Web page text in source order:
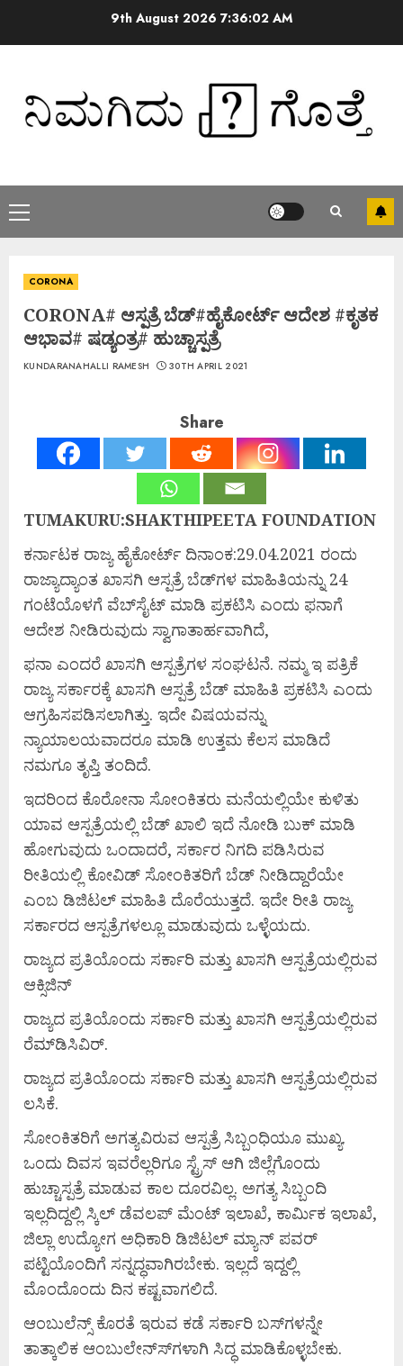
9th August 2026 7:36:03 AM
CORONA
CORONA# ಆಸ್ಪತ್ರೆ ಬೆಡ್#ಹೈಕೋರ್ಟ್ ಆದೇಶ #ಕೃತಕ
ಆಭಾವ# ಷಡ್ಯಂತ್ರ# ಹುಚ್ಚಾಸ್ಪತ್ರೆ
KUNDARANAHALLI RAMESH 30TH APRIL 2021
Share
TUMAKURU:SHAKTHIPEETA FOUNDATION
ಕರ್ನಾಟಕ ರಾಜ್ಯ ಹೈಕೋರ್ಟ್ ದಿನಾಂಕ:29.04.2021 ರಂದು
ರಾಜ್ಯಾದ್ಯಾಂತ ಖಾಸಗಿ ಆಸ್ಪತ್ರೆ ಬೆಡ್‍ಗಳ ಮಾಹಿತಿಯನ್ನು 24
ಗಂಟೆಯೊಳಗೆ ವೆಬ್‍ಸೈಟ್ ಮಾಡಿ ಪ್ರಕಟಿಸಿ ಎಂದು ಫನಾಗೆ
ಆದೇಶ ನೀಡಿರುವುದು ಸ್ವಾಗಾತಾರ್ಹವಾಗಿದೆ,
ಫನಾ ಎಂದರೆ ಖಾಸಗಿ ಆಸ್ಪತ್ರೆಗಳ ಸಂಘಟನೆ. ನಮ್ಮ ಇ ಪತ್ರಿಕೆ
ರಾಜ್ಯ ಸರ್ಕಾರಕ್ಕೆ ಖಾಸಗಿ ಆಸ್ಪತ್ರೆ ಬೆಡ್ ಮಾಹಿತಿ ಪ್ರಕಟಿಸಿ ಎಂದು
ಆಗ್ರಹಿಸಪಡಿಸಲಾಗಿತ್ತು. ಇದೇ ವಿಷಯವನ್ನು
ನ್ಯಾಯಾಲಯವಾದರೂ ಮಾಡಿ ಉತ್ತಮ ಕೆಲಸ ಮಾಡಿದೆ
ನಮಗೂ ತೃಪ್ತಿ ತಂದಿದೆ.
ಇದರಿಂದ ಕೊರೋನಾ ಸೋಂಕಿತರು ಮನೆಯಲ್ಲಿಯೇ ಕುಳಿತು
ಯಾವ ಆಸ್ಪತ್ರೆಯಲ್ಲಿ ಬೆಡ್ ಖಾಲಿ ಇದೆ ನೋಡಿ ಬುಕ್ ಮಾಡಿ
ಹೋಗುವುದು ಒಂದಾದರೆ, ಸರ್ಕಾರ ನಿಗದಿ ಪಡಿಸಿರುವ
ರೀತಿಯಲ್ಲಿ ಕೋವಿಡ್ ಸೋಂಕಿತರಿಗೆ ಬೆಡ್ ನೀಡಿದ್ದಾರೆಯೇ
ಎಂಬ ಡಿಜಿಟಲ್ ಮಾಹಿತಿ ದೊರೆಯುತ್ತದೆ. ಇದೇ ರೀತಿ ರಾಜ್ಯ
ಸರ್ಕಾರದ ಆಸ್ಪತ್ರೆಗಳಲ್ಲೂ ಮಾಡುವುದು ಒಳ್ಳೆಯದು.
ರಾಜ್ಯದ ಪ್ರತಿಯೊಂದು ಸರ್ಕಾರಿ ಮತ್ತು ಖಾಸಗಿ ಆಸ್ಪತ್ರೆಯಲ್ಲಿರುವ
ಆಕ್ಸಿಜಿನ್
ರಾಜ್ಯದ ಪ್ರತಿಯೊಂದು ಸರ್ಕಾರಿ ಮತ್ತು ಖಾಸಗಿ ಆಸ್ಪತ್ರೆಯಲ್ಲಿರುವ
ರೆಮ್‍ಡಿಸಿವಿರ್.
ರಾಜ್ಯದ ಪ್ರತಿಯೊಂದು ಸರ್ಕಾರಿ ಮತ್ತು ಖಾಸಗಿ ಆಸ್ಪತ್ರೆಯಲ್ಲಿರುವ
ಲಸಿಕೆ.
ಸೋಂಕಿತರಿಗೆ ಅಗತ್ಯವಿರುವ ಆಸ್ಪತ್ರೆ ಸಿಬ್ಬಂಧಿಯೂ ಮುಖ್ಯ.
ಒಂದು ದಿವಸ ಇವರೆಲ್ಲರಿಗೂ ಸ್ಟ್ರೆಸ್ ಆಗಿ ಜಿಲ್ಲೆಗೊಂದು
ಹುಚ್ಚಾಸ್ಪತ್ರೆ ಮಾಡುವ ಕಾಲ ದೂರವಿಲ್ಲ. ಅಗತ್ಯ ಸಿಬ್ಬಂದಿ
ಇಲ್ಲದಿದ್ದಲ್ಲಿ ಸ್ಕಿಲ್ ಡೆವಲಪ್ ಮೆಂಟ್ ಇಲಾಖೆ, ಕಾರ್ಮಿಕ ಇಲಾಖೆ,
ಜಿಲ್ಲಾ ಉದ್ಯೋಗ ಅಧಿಕಾರಿ ಡಿಜಿಟಲ್ ಮ್ಯಾನ್ ಪವರ್
ಪಟ್ಟಿಯೊಂದಿಗೆ ಸನ್ನದ್ಧವಾಗಿರಬೇಕು. ಇಲ್ಲದೆ ಇದ್ದಲ್ಲಿ
ಮೊಂದೊಂದು ದಿನ ಕಷ್ಟವಾಗಲಿದೆ.
ಆಂಬುಲೆನ್ಸ್ ಕೊರತೆ ಇರುವ ಕಡೆ ಸರ್ಕಾರಿ ಬಸ್‍ಗಳನ್ನೇ
ತಾತ್ಕಾಲಿಕ ಆಂಬುಲೇನ್ಸ್‍ಗಳಾಗಿ ಸಿದ್ಧ ಮಾಡಿಕೊಳ್ಳಬೇಕು.